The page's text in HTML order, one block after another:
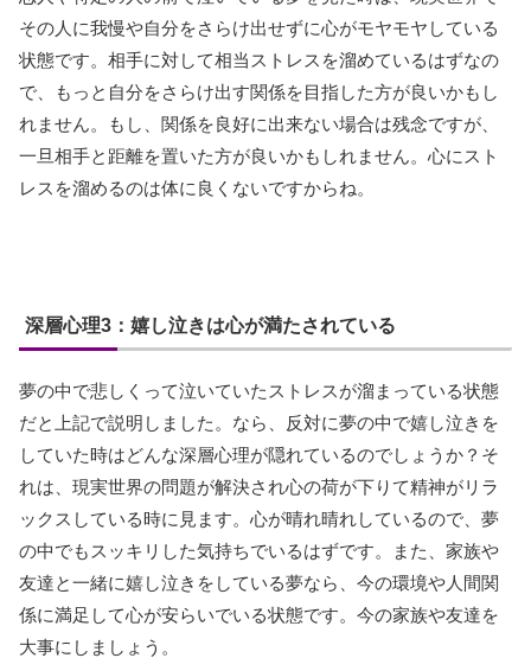
その人に我慢や自分をさらけ出せずに心がモヤモヤしている
状態です。相手に対して相当ストレスを溜めているはずなの
で、もっと自分をさらけ出す関係を目指した方が良いかもし
れません。もし、関係を良好に出来ない場合は残念ですが、
一旦相手と距離を置いた方が良いかもしれません。心にスト
レスを溜めるのは体に良くないですからね。
深層心理3：嬉し泣きは心が満たされている
夢の中で悲しくって泣いていたストレスが溜まっている状態
だと上記で説明しました。なら、反対に夢の中で嬉し泣きを
していた時はどんな深層心理が隠れているのでしょうか？そ
れは、現実世界の問題が解決され心の荷が下りて精神がリラ
ックスしている時に見ます。心が晴れ晴れしているので、夢
の中でもスッキリした気持ちでいるはずです。また、家族や
友達と一緒に嬉し泣きをしている夢なら、今の環境や人間関
係に満足して心が安らいでいる状態です。今の家族や友達を
大事にしましょう。